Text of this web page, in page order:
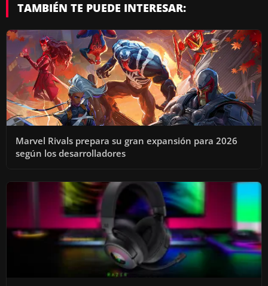
TAMBIÉN TE PUEDE INTERESAR:
Marvel Rivals prepara su gran expansión para 2026
según los desarrolladores